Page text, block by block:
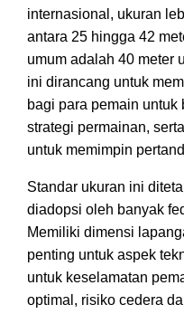
internasional, ukuran
antara 25 hingga 42
umum adalah 40 meter
ini dirancang untuk
bagi para pemain
strategi permainan,
untuk memimpin
Standar ukuran ini
diadopsi oleh banyak
Memiliki dimensi
penting untuk aspek
untuk keselamatan
optimal, risiko cedera